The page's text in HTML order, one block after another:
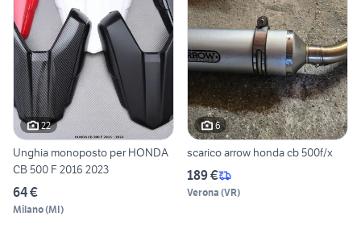
22
Unghia monoposto per HONDA
CB 500 F 2016 2023
64 €
Milano(MI)
6
scarico arrow honda cb 500f/x
189 €
Verona (VR)